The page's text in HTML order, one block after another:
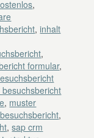
,
,inhalt
,
formular,
besuchsbericht
, muster
,
,sap crm